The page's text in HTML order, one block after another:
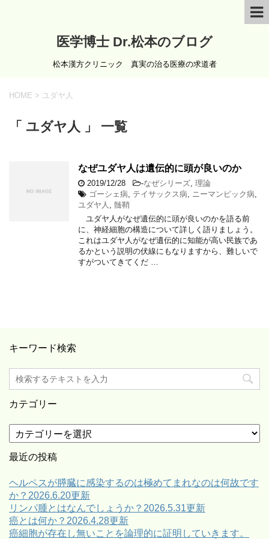
医学博士 Dr.松本のブログ
松本漢方クリニック 真実の治る医療の求道者
HOME > ユダヤ人
「 ユダヤ人 」 一覧
なぜユダヤ人は遺伝的に頭が良いのか
2019/12/28 -なぜシリーズ 理論
ゴーシェ病
テイサックス病 ニーマンピック病
ユダヤ人
髄鞘
ユダヤ人がなぜ遺伝的に頭が良いのかを語る前
に、神経細胞の構造について詳しく語りましょう。
これはユダヤ人がなぜ遺伝的に知能が高い民族であ
るかという説明の伏線にもなりますから、難しいで
すがついてきてくだ …
キーワード検索
カテゴリー
テ
ゴ
ー
最近の投稿
ヘルペスが膵臓に感染するのは極めてまれなのは何故です
か？2026.6.20更新
リンパ腫とはなんでしょうか？2026.5.31更新
癌とは何か？2026.4.28更新
癌細胞が存在し無いことを論理的に証明していきます。